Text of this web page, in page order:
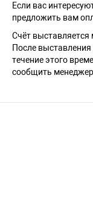
Если вас
предложить вам
Счёт выставляется
После выставления
течение этого
сообщить